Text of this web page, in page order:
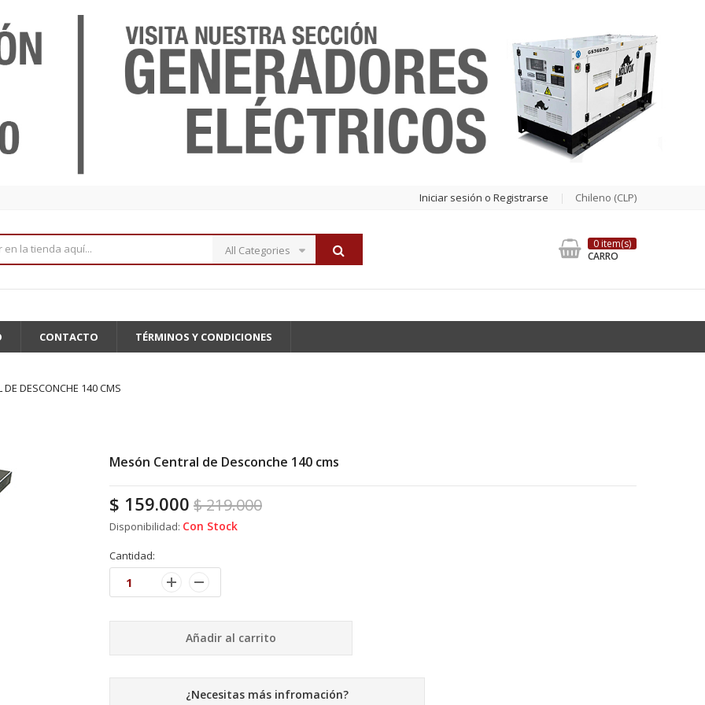
Iniciar sesión o Registrarse Chileno (CLP)
All Categories
0 item(s)
CARRO
CONTACTO TÉRMINOS Y CONDICIONES
DE DESCONCHE 140 CMS
Mesón Central de Desconche 140 cms
$219.000
$ 159.000
Disponibilidad: Con Stock
Cantidad:
Añadir al carrito
¿Necesitas más infromación?